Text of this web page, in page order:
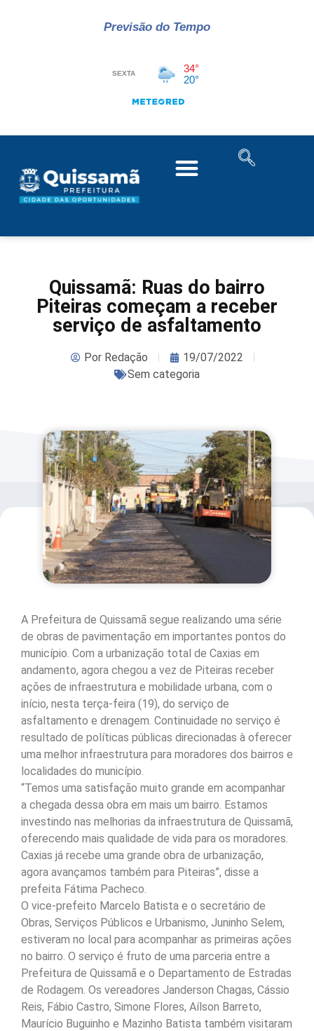
Previsão do Tempo
Quissamã: Ruas do bairro
Piteiras começam a receber
serviço de asfaltamento
PorRedação
19/07/2022
Sem categoria
A Prefeitura de Quissamã segue realizando uma série
de obras de pavimentação em importantes pontos do
município. Com a urbanização total de Caxias em
andamento, agora chegou a vez de Piteiras receber
ações de infraestrutura e mobilidade urbana, com o
início, nesta terça-feira (19), do serviço de
asfaltamento e drenagem. Continuidade no serviço é
resultado de políticas públicas direcionadas à oferecer
uma melhor infraestrutura para moradores dos bairros e
localidades do município.
“Temos uma satisfação muito grande em acompanhar
a chegada dessa obra em mais um bairro. Estamos
investindo nas melhorias da infraestrutura de Quissamã,
oferecendo mais qualidade de vida para os moradores.
Caxias já recebe uma grande obra de urbanização,
agora avançamos também para Piteiras”, disse a
prefeita Fátima Pacheco.
O vice-prefeito Marcelo Batista e o secretário de
Obras, Serviços Públicos e Urbanismo, Juninho Selem,
estiveram no local para acompanhar as primeiras ações
no bairro. O serviço é fruto de uma parceria entre a
Prefeitura de Quissamã e o Departamento de Estradas
de Rodagem. Os vereadores Janderson Chagas, Cássio
Reis, Fábio Castro, Simone Flores, Aílson Barreto,
Maurício Buguinho e Mazinho Batista também visitaram